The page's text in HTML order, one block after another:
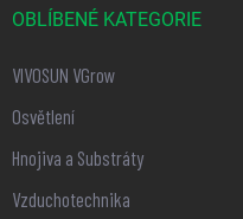
OBLÍBENÉ KATEGORIE
VIVOSUN VGrow
Osvětlení
Hnojiva a Substráty
Vzduchotechnika